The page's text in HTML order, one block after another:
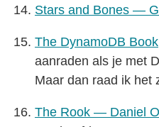
Stars and Bones —
The DynamoDB Book
aanraden als je met
Maar dan raad ik het
The Rook — Daniel